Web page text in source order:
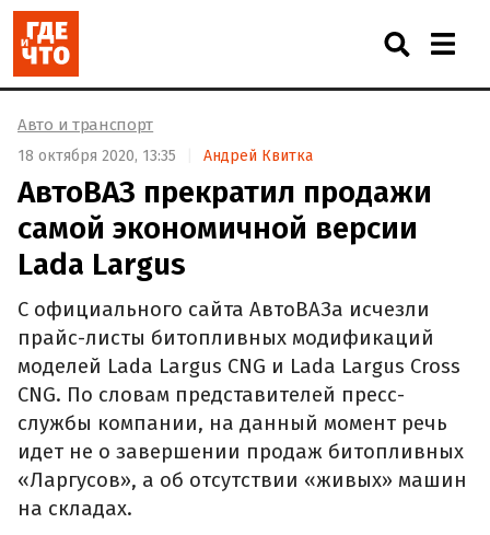
Авто и транспорт
18 октября 2020, 13:35 Андрей Квитка
АвтоВАЗ прекратил продажи
самой экономичной версии
Lada Largus
С официального сайта АвтоВАЗа исчезли
прайс-листы битопливных модификаций
моделей Lada Largus CNG и Lada Largus Cross
CNG. По словам представителей пресс-
службы компании, на данный момент речь
идет не о завершении продаж битопливных
«Ларгусов», а об отсутствии «живых» машин
на складах.